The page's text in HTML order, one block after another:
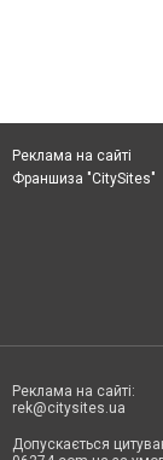
Реклама на сайті
Франшиза "CitySites"
Реклама на сайті:
rek@citysites.ua
Допускається